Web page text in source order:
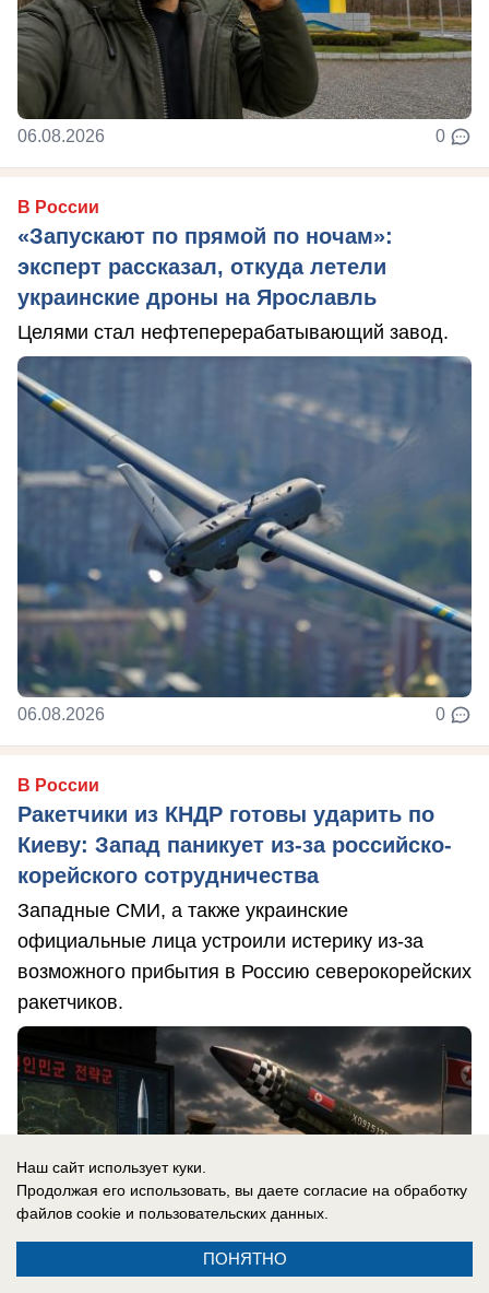
06.08.2026 0
В России
«Запускают по прямой по ночам»:
эксперт рассказал, откуда летели
украинские дроны на Ярославль
Целями стал нефтеперерабатывающий завод.
06.08.2026 0
В России
Ракетчики из КНДР готовы ударить по
Киеву: Запад паникует из-за российско-
корейского сотрудничества
Западные СМИ, а также украинские
официальные лица устроили истерику из-за
возможного прибытия в Россию северокорейских
ракетчиков.
Наш сайт использует куки.
Продолжая его использовать, вы даете согласие на обработку
файлов cookie и пользовательских данных.
ПОНЯТНО